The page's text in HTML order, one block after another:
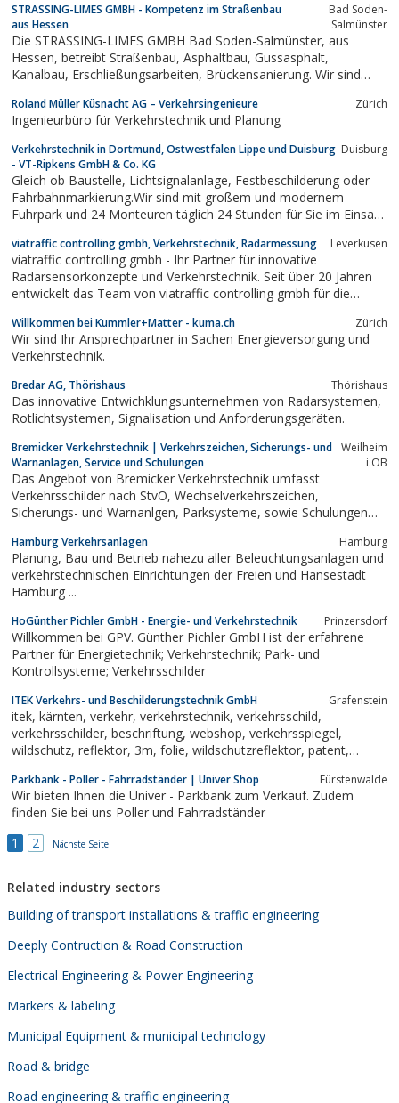
STRASSING-LIMES GMBH - Kompetenz im Straßenbau
aus Hessen
Bad Soden-
Salmünster
Die STRASSING-LIMES GMBH Bad Soden-Salmünster, aus
Hessen, betreibt Straßenbau, Asphaltbau, Gussasphalt,
Kanalbau, Erschließungsarbeiten, Brückensanierung. Wir sind
Innovation
Roland Müller Küsnacht AG – Verkehrsingenieure Zürich
Ingenieurbüro für Verkehrstechnik und Planung
Verkehrstechnik in Dortmund, Ostwestfalen Lippe und Duisburg
- VT-Ripkens GmbH & Co. KG
Duisburg
Gleich ob Baustelle, Lichtsignalanlage, Festbeschilderung oder
Fahrbahnmarkierung.Wir sind mit großem und modernem
Fuhrpark und 24 Monteuren täglich 24 Stunden für Sie im Einsatz.
auf Bundes- oder Landesstraßen und Autobahnen.
viatraffic controlling gmbh, Verkehrstechnik, Radarmessung Leverkusen
viatraffic controlling gmbh - Ihr Partner für innovative
Radarsensorkonzepte und Verkehrstechnik. Seit über 20 Jahren
entwickelt das Team von viatraffic controlling gmbh für die
Willkommen bei Kummler+Matter - kuma.ch Zürich
Wir sind Ihr Ansprechpartner in Sachen Energieversorgung und
Verkehrstechnik.
Bredar AG, Thörishaus Thörishaus
Das innovative Entwichklungsunternehmen von Radarsystemen,
Rotlichtsystemen, Signalisation und Anforderungsgeräten.
Bremicker Verkehrstechnik | Verkehrszeichen, Sicherungs- und
Warnanlagen, Service und Schulungen
Weilheim
i.OB
Das Angebot von Bremicker Verkehrstechnik umfasst
Verkehrsschilder nach StvO, Wechselverkehrszeichen,
Sicherungs- und Warnanlgen, Parksysteme, sowie Schulungen
Hamburg Verkehrsanlagen Hamburg
Planung, Bau und Betrieb nahezu aller Beleuchtungsanlagen und
verkehrstechnischen Einrichtungen der Freien und Hansestadt
Hamburg ...
HoGünther Pichler GmbH - Energie- und Verkehrstechnik Prinzersdorf
Willkommen bei GPV. Günther Pichler GmbH ist der erfahrene
Partner für Energietechnik; Verkehrstechnik; Park- und
Kontrollsysteme; Verkehrsschilder
ITEK Verkehrs- und Beschilderungstechnik GmbH Grafenstein
itek, kärnten, verkehr, verkehrstechnik, verkehrsschild,
verkehrsschilder, beschriftung, webshop, verkehrsspiegel,
wildschutz, reflektor, 3m, folie, wildschutzreflektor, patent,
innovationspreis
Parkbank - Poller - Fahrradständer | Univer Shop Fürstenwalde
Wir bieten Ihnen die Univer - Parkbank zum Verkauf. Zudem
finden Sie bei uns Poller und Fahrradständer
1
2 Nächste Seite
Related industry sectors
Building of transport installations & traffic engineering
Deeply Contruction & Road Construction
Electrical Engineering & Power Engineering
Markers & labeling
Municipal Equipment & municipal technology
Road & bridge
Road engineering & traffic engineering